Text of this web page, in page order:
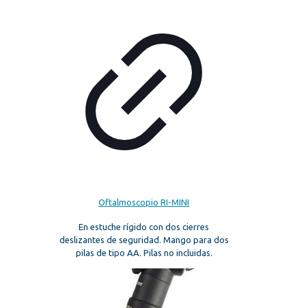
Oftalmoscopio RI-MINI
En estuche rígido con dos cierres
deslizantes de seguridad. Mango para dos
pilas de tipo AA. Pilas no incluidas.